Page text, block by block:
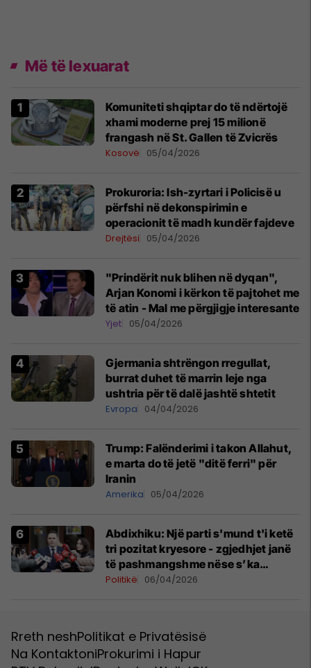
Më të lexuarat
Komuniteti shqiptar do të ndërtojë
xhami moderne prej 15 milionë
frangash në St. Gallen të Zvicrës
Kosovë 05/04/2026
Prokuroria: Ish-zyrtari i Policisë u
përfshi në dekonspirimin e
operacionit të madh kundër fajdeve
Drejtësi 05/04/2026
"Prindërit nuk blihen në dyqan",
Arjan Konomi i kërkon të pajtohet me
të atin - Mal me përgjigje interesante
Yjet 05/04/2026
Gjermania shtrëngon rregullat,
burrat duhet të marrin leje nga
ushtria për të dalë jashtë shtetit
Evropa 04/04/2026
Trump: Falënderimi i takon Allahut,
e marta do të jetë "ditë ferri" për
Iranin
Amerika 05/04/2026
Abdixhiku: Një parti s'mund t'i ketë
tri pozitat kryesore - zgjedhjet janë
të pashmangshme nëse s’ka
marrëveshje
Politikë 06/04/2026
Rreth neshPolitikat e Privatësisë
Na KontaktoniProkurimi i Hapur